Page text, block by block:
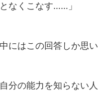
なくこなす……」
にはこの回答しか思い
分の能力を知らない人